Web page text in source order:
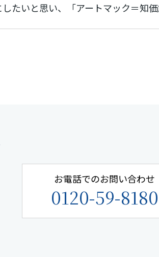
たいと思い、「アートマック＝知価
お電話でのお問い合わせ
0120-59-8180